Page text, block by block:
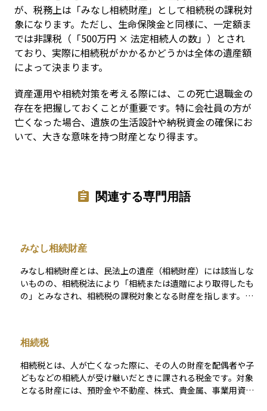
が、税務上は「みなし相続財産」として相続税の課税対
象になります。ただし、生命保険金と同様に、一定額ま
では非課税（「500万円 × 法定相続人の数」）とされ
ており、実際に相続税がかかるかどうかは全体の遺産額
によって決まります。
資産運用や相続対策を考える際には、この死亡退職金の
存在を把握しておくことが重要です。特に会社員の方が
亡くなった場合、遺族の生活設計や納税資金の確保にお
いて、大きな意味を持つ財産となり得ます。
関連する専門用語
みなし相続財産
みなし相続財産とは、民法上の遺産（相続財産）には該当しな
いものの、相続税法により「相続または遺贈により取得したも
の」とみなされ、相続税の課税対象となる財産を指します。形
被相続人が契約者・被保険者である生命保険金、勤務先から支
給される死亡退職金、死亡を契機に得られる定期金の受給権な
どがあります。これらは遺産分割協議の対象には含まれないケ
ースが多いものの、相続税の申告上は「みなし相続財産」とし
て計上が求められます。 特に生命保険金および死亡退職金につ
相続税
相続税とは、人が亡くなった際に、その人の財産を配偶者や子
どもなどの相続人が受け継いだときに課される税金です。対象
となる財産には、預貯金や不動産、株式、貴金属、事業用資産